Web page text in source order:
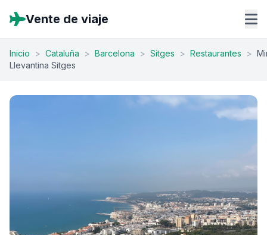
Vente de viaje
Inicio > Cataluña > Barcelona > Sitges > Restaurantes >
Llevantina Sitges